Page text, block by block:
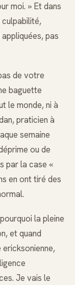
moi. » Et dans
pas
de votre
baguette
le monde, ni à
praticien à
semaine
ou de
par la case «
en ont tiré des
la pleine
et quand
ericksonienne,
Je vais le